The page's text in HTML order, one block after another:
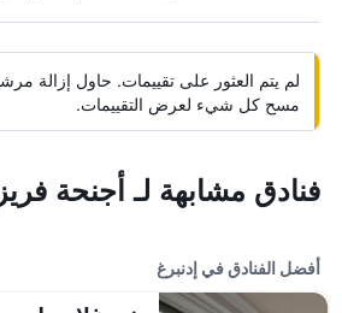
لم يتم العثور على تقييمات. حاول إزالة
مسح كل شيء لعرض التقييمات.
فنادق مشابهة لـ أجنحة
أفضل الفنادق في إدنبرغ